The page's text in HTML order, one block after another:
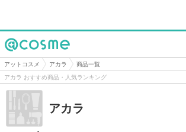
@cosme
アットコスメ アカラ
商品一覧
アカラ おすすめ商品・人気ランキング
アカラ